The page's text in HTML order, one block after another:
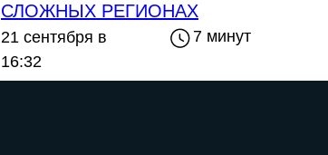
СЛОЖНЫХ РЕГИОНАХ
21 сентября в
16:32
7 минут